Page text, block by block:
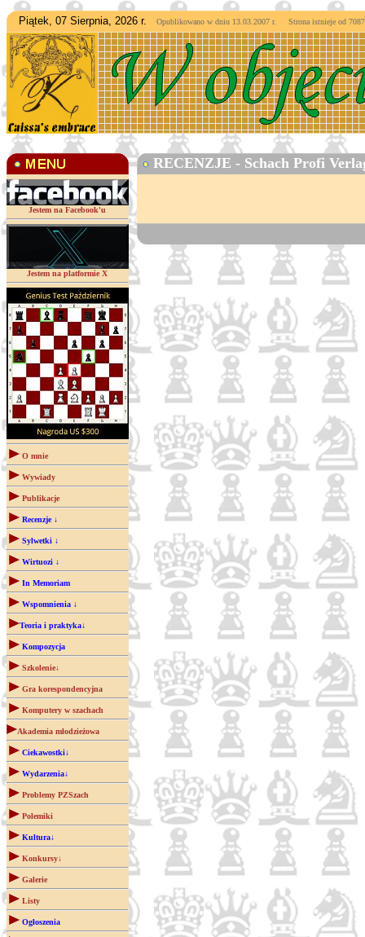
Piątek, 07 Sierpnia, 2026 r. Opublikowano w dniu 13.03.2007 r. Strona istnieje od
Jestem na Facebook'u
Jestem na platformie X
O mnie
Wywiady
Publikacje
Recenzje ↓
Sylwetki ↓
Wirtuozi ↓
In Memoriam
Wspomnienia ↓
Teoria i praktyka↓
Kompozycja
Szkolenie↓
Gra korespondencyjna
Komputery w szachach
Akademia młodzieżowa
Ciekawostki↓
Wydarzenia↓
Problemy PZSzach
Polemiki
Kultura↓
Konkursy↓
Galerie
Listy
Ogłoszenia
RECENZJE - Schach Profi